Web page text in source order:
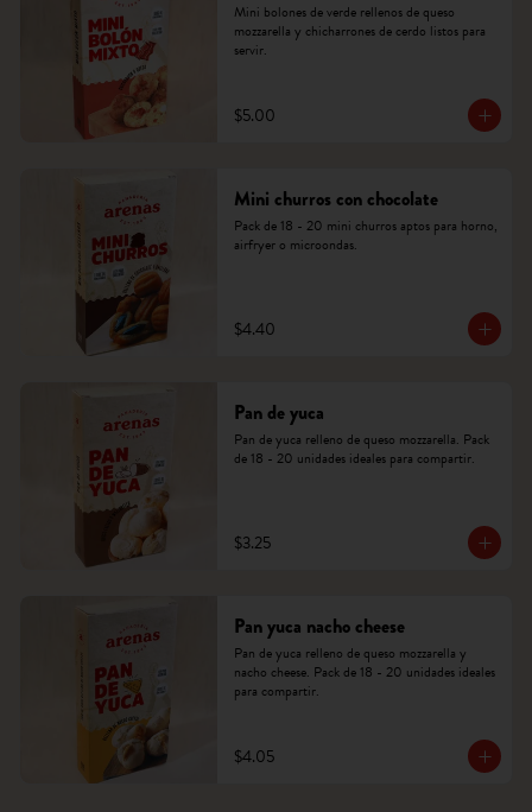
Mini bolones de verde rellenos de queso
mozzarella y chicharrones de cerdo listos para
servir.
$5.00
Mini churros con chocolate
Pack de 18 - 20 mini churros aptos para horno,
airfryer o microondas.
$4.40
Pan de yuca
Pan de yuca relleno de queso mozzarella. Pack
de 18 - 20 unidades ideales para compartir.
$3.25
Pan yuca nacho cheese
Pan de yuca relleno de queso mozzarella y
nacho cheese. Pack de 18 - 20 unidades ideales
para compartir.
$4.05